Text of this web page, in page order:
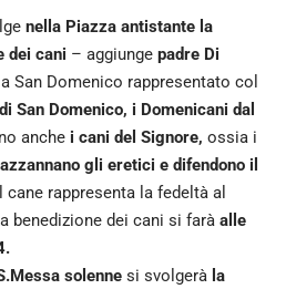
nella Piazza antistante la
dei cani – aggiunge padre Di
San Domenico rappresentato col
San Domenico, i Domenicani dal
anche i cani del Signore, ossia i
gli eretici e difendono il
cane rappresenta la fedeltà al
benedizione dei cani si farà alle
solenne si svolgerà la